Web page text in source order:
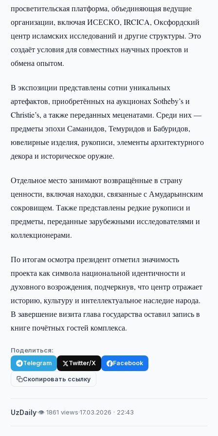
просветительская платформа, объединяющая ведущие
организации, включая ИСЕСКО, IRCICA, Оксфордский
центр исламских исследований и другие структуры. Это
создаёт условия для совместных научных проектов и
обмена опытом.
В экспозиции представлены сотни уникальных
артефактов, приобретённых на аукционах Sotheby’s и
Christie’s, а также переданных меценатами. Среди них —
предметы эпохи Саманидов, Темуридов и Бабуридов,
ювелирные изделия, рукописи, элементы архитектурного
декора и историческое оружие.
Отдельное место занимают возвращённые в страну
ценности, включая находки, связанные с Амударьинским
сокровищем. Также представлены редкие рукописи и
предметы, переданные зарубежными исследователями и
коллекционерами.
По итогам осмотра президент отметил значимость
проекта как символа национальной идентичности и
духовного возрождения, подчеркнув, что центр отражает
историю, культуру и интеллектуальное наследие народа.
В завершение визита глава государства оставил запись в
книге почётных гостей комплекса.
Поделиться:
Telegram Twitter/X Facebook
Скопировать ссылку
UzDaily·👁 1861 views·17.03.2026 · 22:43